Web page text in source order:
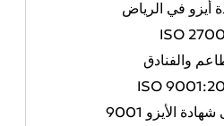
أيزو في الرياض
والفنادق
الأيزو 9001